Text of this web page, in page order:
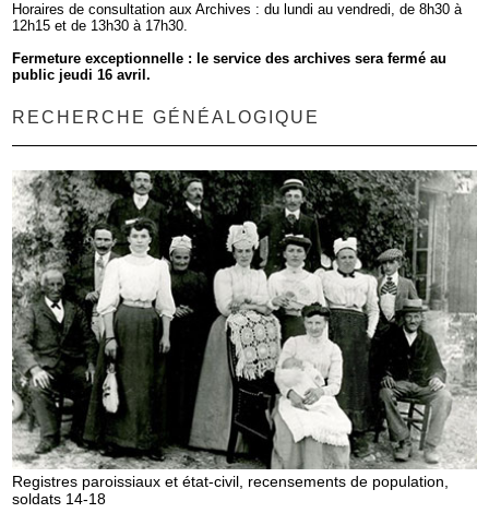
Horaires de consultation aux Archives : du lundi au vendredi, de 8h30 à
12h15 et de 13h30 à 17h30.
Fermeture exceptionnelle : le service des archives sera fermé au
public jeudi 16 avril.
RECHERCHE GÉNÉALOGIQUE
Registres paroissiaux et état-civil, recensements de population,
soldats 14-18